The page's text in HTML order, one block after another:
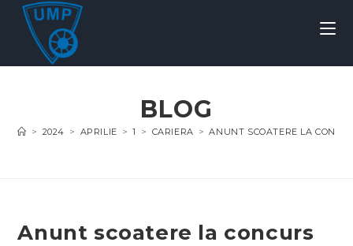
BLOG
> 2024 > APRILIE > 1 > CARIERA > ANUNT SCOATERE LA
Anunt scoatere la concurs